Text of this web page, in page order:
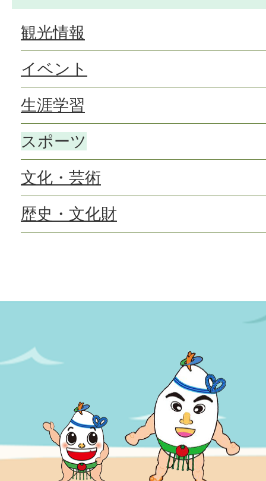
観光情報
イベント
生涯学習
スポーツ
文化・芸術
歴史・文化財